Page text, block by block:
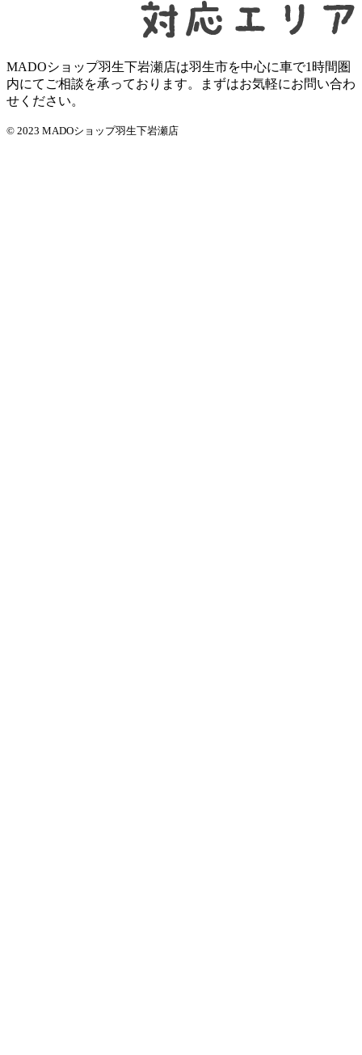
MADOショップ羽生下岩瀬店は羽生市を中心に車で1時間圏
内にてご相談を承っております。まずはお気軽にお問い合わ
せください。
© 2023 MADOショップ羽生下岩瀬店